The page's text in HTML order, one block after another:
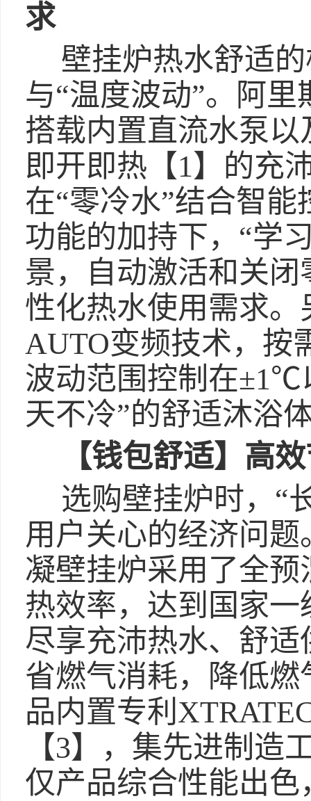
求
壁挂炉热水舒适
与“温度波动”。阿
搭载内置直流水泵
即开即热【1】的充
在“零冷水”结合智
功能的加持下，“学
景，自动激活和关
性化热水使用需求
AUTO变频技术，按
波动范围控制在±1℃
天不冷”的舒适沐浴
【钱包舒适】 高
选购壁挂炉时，“
用户关心的经济问
凝壁挂炉采用了全
热效率，达到国家
尽享充沛热水、舒
省燃气消耗，降低
品内置专利
【3】，集先进制造
仅产品综合性能出